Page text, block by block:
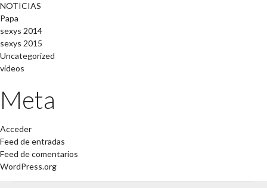
NOTICIAS
Papa
sexys 2014
sexys 2015
Uncategorized
videos
Meta
Acceder
Feed de entradas
Feed de comentarios
WordPress.org